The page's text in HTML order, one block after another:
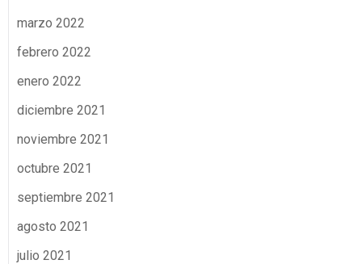
marzo 2022
febrero 2022
enero 2022
diciembre 2021
noviembre 2021
octubre 2021
septiembre 2021
agosto 2021
julio 2021